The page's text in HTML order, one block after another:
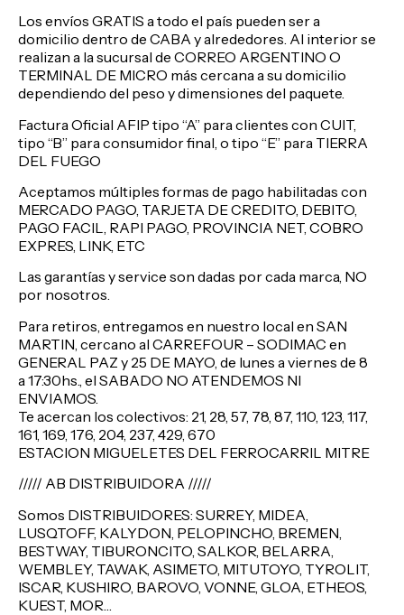
Los envíos GRATIS a todo el país pueden ser a
domicilio dentro de CABA y alrededores. Al interior se
realizan a la sucursal de CORREO ARGENTINO O
TERMINAL DE MICRO más cercana a su domicilio
dependiendo del peso y dimensiones del paquete.
Factura Oficial AFIP tipo “A” para clientes con CUIT,
tipo “B” para consumidor final, o tipo “E” para TIERRA
DEL FUEGO
Aceptamos múltiples formas de pago habilitadas con
MERCADO PAGO, TARJETA DE CREDITO, DEBITO,
PAGO FACIL, RAPI PAGO, PROVINCIA NET, COBRO
EXPRES, LINK, ETC
Las garantías y service son dadas por cada marca, NO
por nosotros.
Para retiros, entregamos en nuestro local en SAN
MARTIN, cercano al CARREFOUR – SODIMAC en
GENERAL PAZ y 25 DE MAYO, de lunes a viernes de 8
a 17:30hs., el SABADO NO ATENDEMOS NI
ENVIAMOS.
Te acercan los colectivos: 21, 28, 57, 78, 87, 110, 123, 117,
161, 169, 176, 204, 237, 429, 670
ESTACION MIGUELETES DEL FERROCARRIL MITRE
///// AB DISTRIBUIDORA /////
Somos DISTRIBUIDORES: SURREY, MIDEA,
LUSQTOFF, KALYDON, PELOPINCHO, BREMEN,
BESTWAY, TIBURONCITO, SALKOR, BELARRA,
WEMBLEY, TAWAK, ASIMETO, MITUTOYO, TYROLIT,
ISCAR, KUSHIRO, BAROVO, VONNE, GLOA, ETHEOS,
KUEST, MOR…